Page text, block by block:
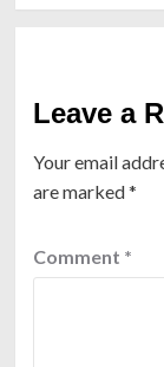
Leave a
Your email
are marked*
Comment *